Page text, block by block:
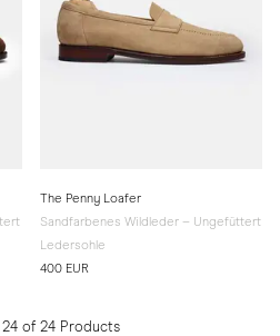
The Penny Loafer
Sandfarbenes Wildleder – Ungefüttert
Ledersohle
400 EUR
24 of 24 Products